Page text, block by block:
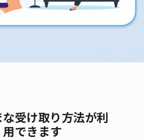
受け取り方法が利
用できます